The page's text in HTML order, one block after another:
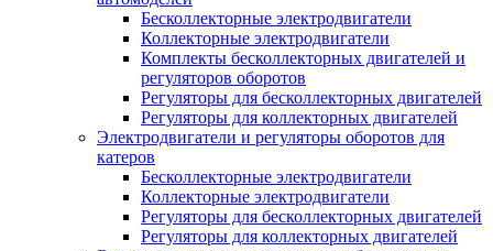
Бесколлекторные электродвигатели
Коллекторные электродвигатели
Комплекты бесколлекторных двигателей и
регуляторов оборотов
Регуляторы для бесколлекторных двигателей
Регуляторы для коллекторных двигателей
Электродвигатели и регуляторы оборотов для
катеров
Бесколлекторные электродвигатели
Коллекторные электродвигатели
Регуляторы для бесколлекторных двигателей
Регуляторы для коллекторных двигателей